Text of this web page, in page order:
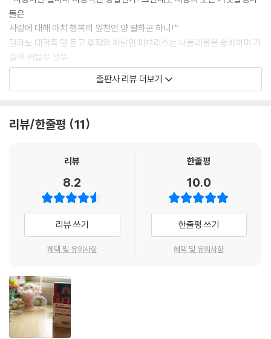
들은
사랑에 대해 마치 행복의 원천인 양 말하곤 하니!”
밀라노 대귀족 델 돈고 후작의 차남인 파브리스는 나폴레옹을 숭배하며 가
출해 워털루 전투
에서 어수룩하게 군인들 뒤꽁무니만 쫓아다니다 돌아와서 형의 음모로 위
로잡아 공작부인이 되어 그를 구해 낸다. 그 후에도 파브리스는 떠돌이 극
타와 연애를 하다 그녀의 정부를 죽이고 독살될 위기에 처하지만 역시 고
다. 그러나 옥중에서 형무소 소장인 콘티 장군의 딸 클렐리아와 사랑에 빠
져 그녀를 만나기
위해 자기 발로 감옥으로 돌아간다. 이후 부주교에 임명된 파브리스는 후
작부인이 된 클렐리
아와 밀회를 나눈다. 이 사랑은 두 사람의 아들 상드리노의 죽음으로 불행
『파르마의 수도원』은 나폴레옹의 워털루 전투, 이탈리아의 법정 음모, 그
리고 아름다운 로맨
스가 함께 어우러진 작품이다. 19세기 프랑스를 대표하는 소설이자 스탕
달의 마지막 작품으
로, 출간 당시는 물론 지금까지 ‘세계 문학의 걸작’으로 평가된다. 스탕달은
출판사 리뷰 더보기
리뷰/한줄평 11
리뷰
8.2
리뷰 쓰기
혜택 및 유의사항
한줄평
10.0
한줄평 쓰기
혜택 및 유의사항